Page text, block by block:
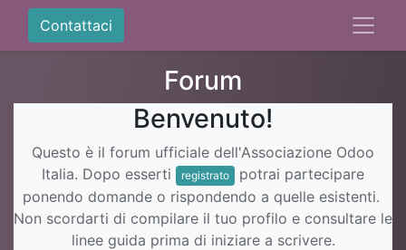
Contattaci
Forum
Benvenuto!
Questo è il forum ufficiale dell'Associazione Odoo
Italia. Dopo esserti
registrato
potrai partecipare
ponendo domande o rispondendo a quelle esistenti.
Non scordarti di compilare il tuo profilo e consultare le
linee guida prima di iniziare a scrivere.